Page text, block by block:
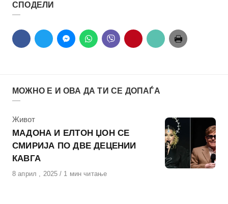
СПОДЕЛИ
МОЖНО Е И ОВА ДА ТИ СЕ ДОПАЃА
КАтегорија
Живот
МАДОНА И ЕЛТОН ЏОН СЕ
СМИРИЈА ПО ДВЕ ДЕЦЕНИИ
КАВГА
Објавено
8 април , 2025 1 мин читање